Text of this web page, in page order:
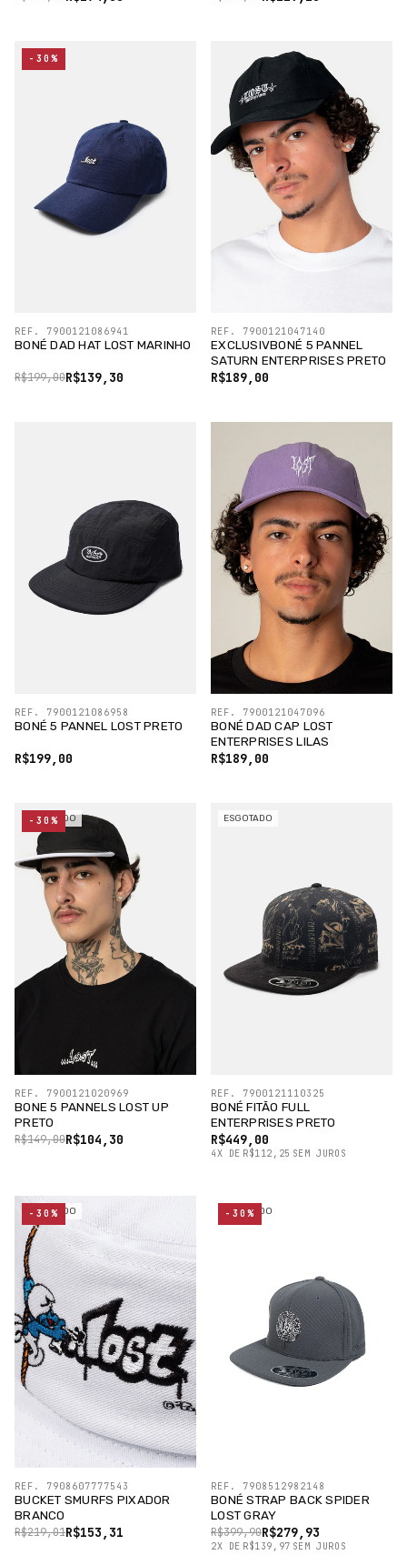
BONÉ DAD HAT LOST MARINHO
R$139,30
R$199,00
REF. 7900121086941
-30%
EXCLUSIVBONÉ 5 PANNEL
SATURN ENTERPRISES PRETO
R$189,00
REF. 7900121047140
BONÉ 5 PANNEL LOST PRETO
R$199,00
REF. 7900121086958
BONÉ DAD CAP LOST
ENTERPRISES LILAS
R$189,00
REF. 7900121047096
ESGOTADO
BONE 5 PANNELS LOST UP
PRETO
R$104,30
R$149,00
REF. 7900121020969
-30% ESGOTADO
BONÉ FITÃO FULL
ENTERPRISES PRETO
R$449,00
4X DE R$112,25 SEM JUROS
REF. 7900121110325
ESGOTADO
BUCKET SMURFS PIXADOR
BRANCO
R$153,31
R$219,01
REF. 7908607777543
-30% ESGOTADO
BONÉ STRAP BACK SPIDER
LOST GRAY
R$279,93
R$399,90
2X DE R$139,97 SEM JUROS
REF. 7908512982148
-30%